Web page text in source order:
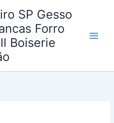
SP Gesso
Forro
Boiserie